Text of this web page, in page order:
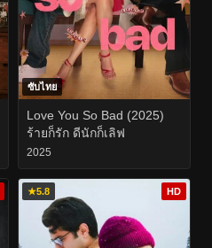
ซับไทย
Love You So Bad (2025)
ร้ายก็รัก ดีนักก็เลิฟ
2025
★5.8 HD